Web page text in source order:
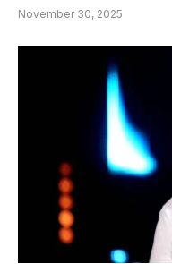
November 30, 2025